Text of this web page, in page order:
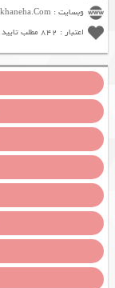
وبسایت : Www.Ashpazkhaneha.Com
اعتبار : 842 مطلب تایید شده